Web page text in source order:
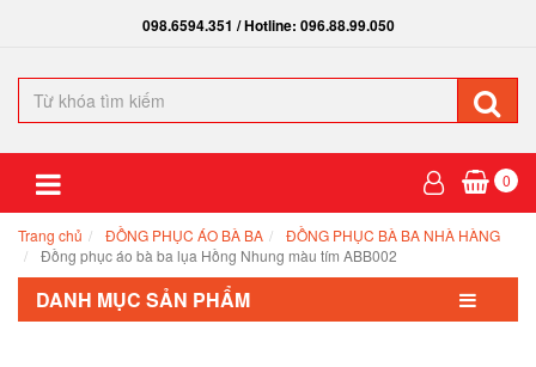
098.6594.351 / Hotline: 096.88.99.050
0
Trang chủ ĐỒNG PHỤC ÁO BÀ BA
ĐỒNG PHỤC BÀ BA NHÀ HÀNG
Đồng phục áo bà ba lụa Hồng Nhung màu tím ABB002
DANH MỤC SẢN PHẨM